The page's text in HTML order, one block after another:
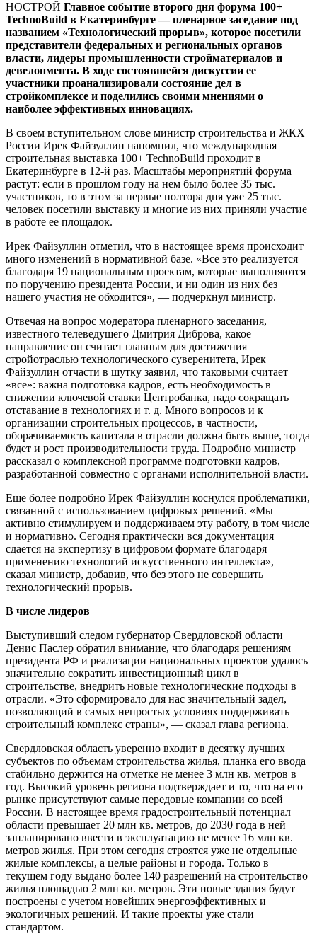
НОСТРОЙ Главное событие второго дня форума 100+
TechnoBuild в Екатеринбурге — пленарное заседание под
названием «Технологический прорыв», которое посетили
представители федеральных и региональных органов
власти, лидеры промышленности стройматериалов и
девелопмента. В ходе состоявшейся дискуссии ее
участники проанализировали состояние дел в
стройкомплексе и поделились своими мнениями о
наиболее эффективных инновациях.
В своем вступительном слове министр строительства и ЖКХ
России Ирек Файзуллин напомнил, что международная
строительная выставка 100+ TechnoBuild проходит в
Екатеринбурге в 12-й раз. Масштабы мероприятий форума
растут: если в прошлом году на нем было более 35 тыс.
участников, то в этом за первые полтора дня уже 25 тыс.
человек посетили выставку и многие из них приняли участие
в работе ее площадок.
Ирек Файзуллин отметил, что в настоящее время происходит
много изменений в нормативной базе. «Все это реализуется
благодаря 19 национальным проектам, которые выполняются
по поручению президента России, и ни один из них без
нашего участия не обходится», — подчеркнул министр.
Отвечая на вопрос модератора пленарного заседания,
известного телеведущего Дмитрия Диброва, какое
направление он считает главным для достижения
стройотраслью технологического суверенитета, Ирек
Файзуллин отчасти в шутку заявил, что таковыми считает
«все»: важна подготовка кадров, есть необходимость в
снижении ключевой ставки Центробанка, надо сокращать
отставание в технологиях и т. д. Много вопросов и к
организации строительных процессов, в частности,
оборачиваемость капитала в отрасли должна быть выше, тогда
будет и рост производительности труда. Подробно министр
рассказал о комплексной программе подготовки кадров,
разработанной совместно с органами исполнительной власти.
Еще более подробно Ирек Файзуллин коснулся проблематики,
связанной с использованием цифровых решений. «Мы
активно стимулируем и поддерживаем эту работу, в том числе
и нормативно. Сегодня практически вся документация
сдается на экспертизу в цифровом формате благодаря
применению технологий искусственного интеллекта», —
сказал министр, добавив, что без этого не совершить
технологический прорыв.
В числе лидеров
Выступивший следом губернатор Свердловской области
Денис Паслер обратил внимание, что благодаря решениям
президента РФ и реализации национальных проектов удалось
значительно сократить инвестиционный цикл в
строительстве, внедрить новые технологические подходы в
отрасли. «Это сформировало для нас значительный задел,
позволяющий в самых непростых условиях поддерживать
строительный комплекс страны», — сказал глава региона.
Свердловская область уверенно входит в десятку лучших
субъектов по объемам строительства жилья, планка его ввода
стабильно держится на отметке не менее 3 млн кв. метров в
год. Высокий уровень региона подтверждает и то, что на его
рынке присутствуют самые передовые компании со всей
России. В настоящее время градостроительный потенциал
области превышает 20 млн кв. метров, до 2030 года в ней
запланировано ввести в эксплуатацию не менее 16 млн кв.
метров жилья. При этом сегодня строятся уже не отдельные
жилые комплексы, а целые районы и города. Только в
текущем году выдано более 140 разрешений на строительство
жилья площадью 2 млн кв. метров. Эти новые здания будут
построены с учетом новейших энергоэффективных и
экологичных решений. И такие проекты уже стали
стандартом.